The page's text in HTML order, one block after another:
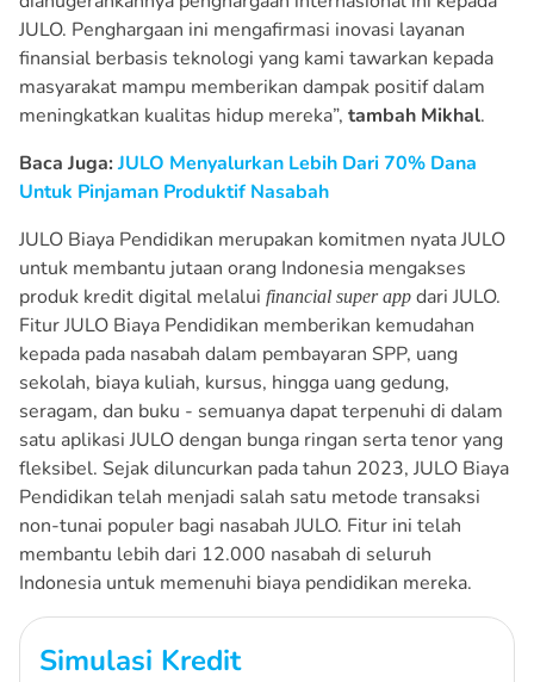
JULO. Penghargaan ini mengafirmasi inovasi layanan
finansial berbasis teknologi yang kami tawarkan kepada
masyarakat mampu memberikan dampak positif dalam
meningkatkan kualitas hidup mereka”, tambah Mikhal.
Baca Juga:JULO Menyalurkan Lebih Dari 70% Dana
Untuk Pinjaman Produktif Nasabah
JULO Biaya Pendidikan merupakan komitmen nyata JULO
untuk membantu jutaan orang Indonesia mengakses
produk kredit digital melalui financial super app dari JULO.
Fitur JULO Biaya Pendidikan memberikan kemudahan
kepada pada nasabah dalam pembayaran SPP, uang
sekolah, biaya kuliah, kursus, hingga uang gedung,
seragam, dan buku - semuanya dapat terpenuhi di dalam
satu aplikasi JULO dengan bunga ringan serta tenor yang
fleksibel. Sejak diluncurkan pada tahun 2023, JULO Biaya
Pendidikan telah menjadi salah satu metode transaksi
non-tunai populer bagi nasabah JULO. Fitur ini telah
membantu lebih dari 12.000 nasabah di seluruh
Indonesia untuk memenuhi biaya pendidikan mereka.
Simulasi Kredit